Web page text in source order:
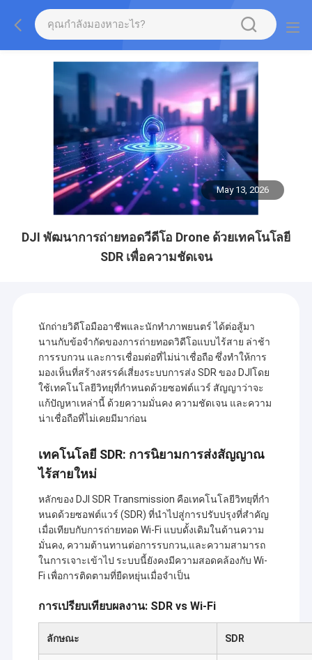
May 13, 2026
DJI พัฒนาการถ่ายทอดวีดีโอ Drone ด้วยเทคโนโลยี
SDR เพื่อความชัดเจน
นักถ่ายวิดีโอมืออาชีพและนักทําภาพยนตร์ ได้ต่อสู้มา
นานกับข้อจํากัดของการถ่ายทอดวิดีโอแบบไร้สาย ล่าช้า
การรบกวน และการเชื่อมต่อที่ไม่น่าเชื่อถือ ซึ่งทําให้การ
มองเห็นที่สร้างสรรค์เสี่ยงระบบการส่ง SDR ของ DJIโดย
ใช้เทคโนโลยีวิทยุที่กําหนดด้วยซอฟต์แวร์ สัญญาว่าจะ
แก้ปัญหาเหล่านี้ ด้วยความมั่นคง ความชัดเจน และความ
น่าเชื่อถือที่ไม่เคยมีมาก่อน
เทคโนโลยี SDR: การนิยามการส่งสัญญาณ
ไร้สายใหม่
หลักของ DJI SDR Transmission คือเทคโนโลยีวิทยุที่กํา
หนดด้วยซอฟต์แวร์ (SDR) ที่นําไปสู่การปรับปรุงที่สําคัญ
เมื่อเทียบกับการถ่ายทอด Wi-Fi แบบดั้งเดิมในด้านความ
มั่นคง, ความต้านทานต่อการรบกวน,และความสามารถ
ในการเจาะเข้าไป ระบบนี้ยังคงมีความสอดคล้องกับ Wi-
Fi เพื่อการติดตามที่ยืดหยุ่นเมื่อจําเป็น
การเปรียบเทียบผลงาน: SDR vs Wi-Fi
ลักษณะ SDR